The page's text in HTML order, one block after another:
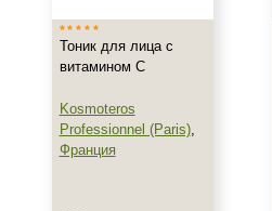
Любой возраст
После 20
Показать еще
Тоник для лица с
витамином С
Kosmoteros
Professionnel (Paris),
Франция